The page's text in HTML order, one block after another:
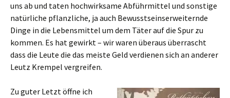
uns ab und taten hochwirksame Abführmittel und sonstige
natürliche pflanzliche, ja auch Bewusstseinserweiternde
Dinge in die Lebensmittel um dem Täter auf die Spur zu
kommen. Es hat gewirkt – wir waren überaus überrascht
dass die Leute die das meiste Geld verdienen sich an anderer
Leutz Krempel vergreifen.
Zu guter Letzt öffne ich